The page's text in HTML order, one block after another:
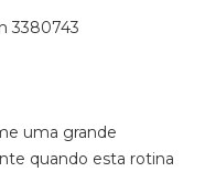
uma grande
quando esta rotina